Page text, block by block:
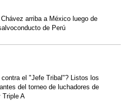
arriba a México luego de
de Perú
contra el "Jefe Tribal"? Listos los
del torneo de luchadores de
Triple A